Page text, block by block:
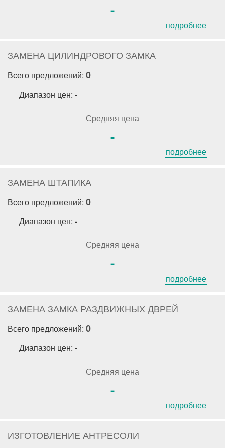
-
подробнее
ЗАМЕНА ЦИЛИНДРОВОГО ЗАМКА
Всего предложений: 0
Диапазон цен: -
Средняя цена
-
подробнее
ЗАМЕНА ШТАПИКА
Всего предложений: 0
Диапазон цен: -
Средняя цена
-
подробнее
ЗАМЕНА ЗАМКА РАЗДВИЖНЫХ ДВРЕЙ
Всего предложений: 0
Диапазон цен: -
Средняя цена
-
подробнее
ИЗГОТОВЛЕНИЕ АНТРЕСОЛИ